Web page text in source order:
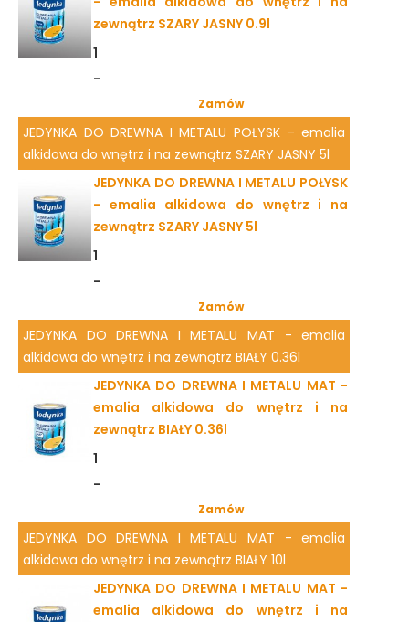
zewnątrz SZARY JASNY 0.9l
1
-
Zamów
JEDYNKA DO DREWNA I METALU POŁYSK - emalia
alkidowa do wnętrz i na zewnątrz SZARY JASNY 5l
JEDYNKA DO DREWNA I METALU POŁYSK
- emalia alkidowa do wnętrz i na
zewnątrz SZARY JASNY 5l
1
-
Zamów
JEDYNKA DO DREWNA I METALU MAT - emalia
alkidowa do wnętrz i na zewnątrz BIAŁY 0.36l
JEDYNKA DO DREWNA I METALU MAT -
emalia alkidowa do wnętrz i na
zewnątrz BIAŁY 0.36l
1
-
Zamów
JEDYNKA DO DREWNA I METALU MAT - emalia
alkidowa do wnętrz i na zewnątrz BIAŁY 10l
JEDYNKA DO DREWNA I METALU MAT -
emalia alkidowa do wnętrz i na